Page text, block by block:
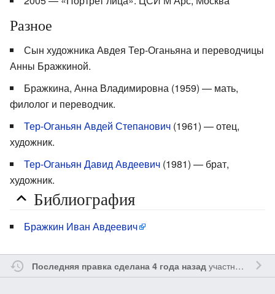
Разное
Сын художника Авдея Тер-Оганьяна и переводчицы
Анны Бражкиной.
Бражкина, Анна Владимировна (1959) — мать,
филолог и переводчик.
Тер-Оганьян Авдей Степанович (1961) — отец,
художник.
Тер-Оганьян Давид Авдеевич (1981) — брат,
художник.
Библиография
Бражкин Иван Авдеевич
Последняя правка сделана 4 года назадучастником